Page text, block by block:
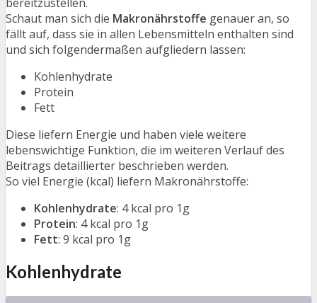
Schaut man sich die Makronährstoffe genauer an, so
fällt auf, dass sie in allen Lebensmitteln enthalten sind
und sich folgendermaßen aufgliedern lassen:
Kohlenhydrate
Protein
Fett
Diese liefern Energie und haben viele weitere
lebenswichtige Funktion, die im weiteren Verlauf des
Beitrags detaillierter beschrieben werden.
So viel Energie (kcal) liefern Makronährstoffe:
Kohlenhydrate: 4 kcal pro 1g
Protein: 4 kcal pro 1g
Fett: 9 kcal pro 1g
Kohlenhydrate